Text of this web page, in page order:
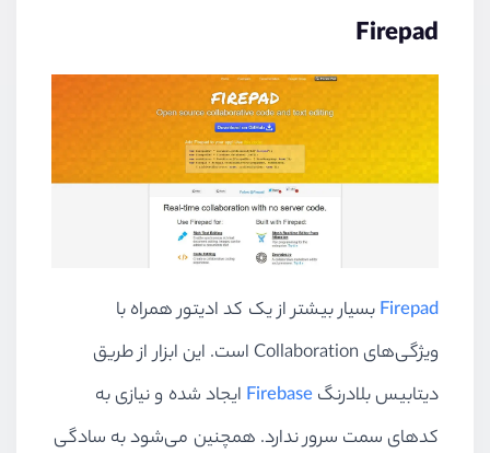
Firepad
Firepadبسیار بیشتر از یک کد ادیتور همراه با
ویژگی‌های Collaboration است. این ابزار از طریق
دیتابیس بلادرنگ Firebase ایجاد شده و نیازی به
کدهای سمت سرور ندارد. همچنین می‌شود به سادگی